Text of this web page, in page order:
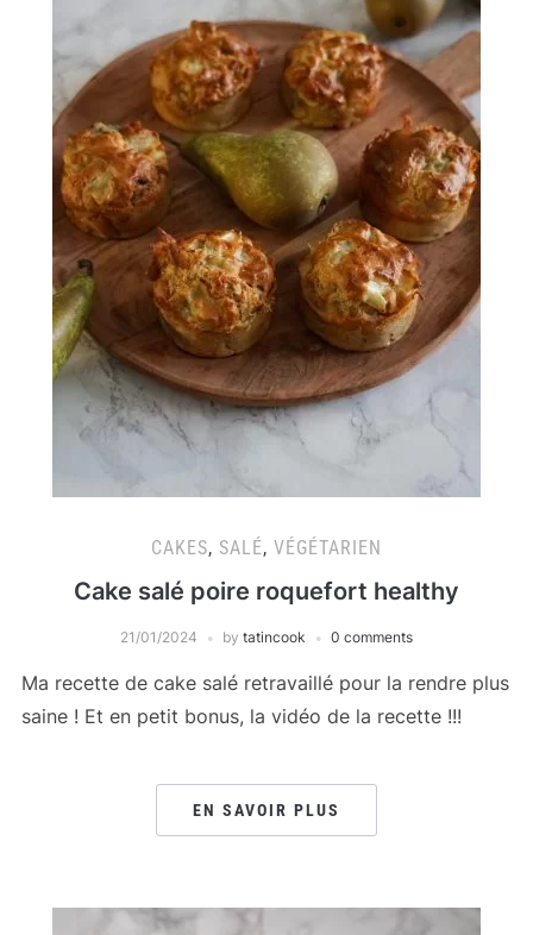
CAKES, SALÉ, VÉGÉTARIEN
Cake salé poire roquefort healthy
21/01/2024 by tatincook 0 comments
Ma recette de cake salé retravaillé pour la rendre plus
saine ! Et en petit bonus, la vidéo de la recette !!!
EN SAVOIR PLUS